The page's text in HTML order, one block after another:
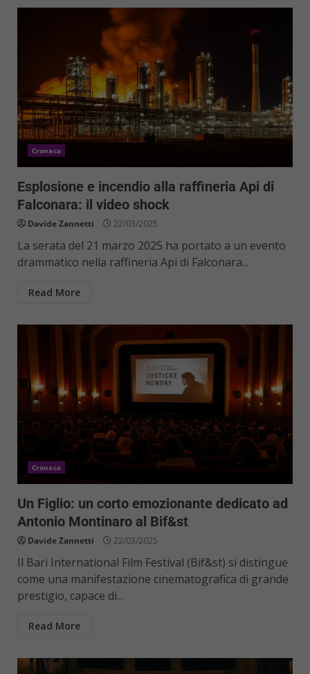
Cronaca
Esplosione e incendio alla raffineria Api di
Falconara: il video shock
Davide Zannetti 22/03/2025
La serata del 21 marzo 2025 ha portato a un evento
drammatico nella raffineria Api di Falconara...
Read More
Cronaca
Un Figlio: un corto emozionante dedicato ad
Antonio Montinaro al Bif&st
Davide Zannetti 22/03/2025
Il Bari International Film Festival (Bif&st) si distingue
come una manifestazione cinematografica di grande
prestigio, capace di...
Read More